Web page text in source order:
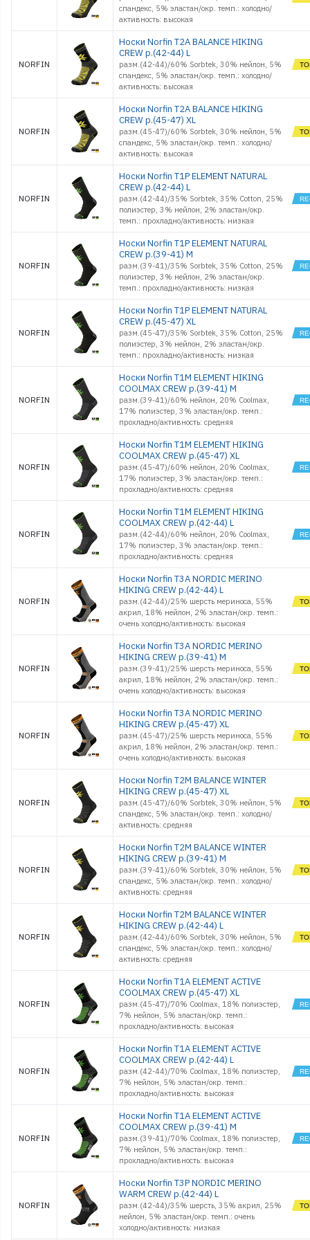
спандекс, 5% эластан/окр. темп.: холодно/
активность: высокая
NORFIN
Носки Norfin T2A BALANCE HIKING
CREW р.(42-44) L
разм.(42-44)/60% Sorbtek, 30% нейлон, 5%
спандекс, 5% эластан/окр. темп.: холодно/
активность: высокая
NORFIN
Носки Norfin T2A BALANCE HIKING
CREW р.(45-47) XL
разм.(45-47)/60% Sorbtek, 30% нейлон, 5%
спандекс, 5% эластан/окр. темп.: холодно/
активность: высокая
NORFIN
Носки Norfin T1P ELEMENT NATURAL
CREW р.(42-44) L
разм.(42-44)/35% Sorbtek, 35% Cotton, 25%
полиэстер, 3% нейлон, 2% эластан/окр.
темп.: прохладно/активность: низкая
NORFIN
Носки Norfin T1P ELEMENT NATURAL
CREW р.(39-41) M
разм.(39-41)/35% Sorbtek, 35% Cotton, 25%
полиэстер, 3% нейлон, 2% эластан/окр.
темп.: прохладно/активность: низкая
NORFIN
Носки Norfin T1P ELEMENT NATURAL
CREW р.(45-47) XL
разм.(45-47)/35% Sorbtek, 35% Cotton, 25%
полиэстер, 3% нейлон, 2% эластан/окр.
темп.: прохладно/активность: низкая
NORFIN
Носки Norfin T1M ELEMENT HIKING
COOLMAX CREW р.(39-41) M
разм.(39-41)/60% нейлон, 20% Coolmax,
17% полиэстер, 3% эластан/окр. темп.:
прохладно/активность: средняя
NORFIN
Носки Norfin T1M ELEMENT HIKING
COOLMAX CREW р.(45-47) XL
разм.(45-47)/60% нейлон, 20% Coolmax,
17% полиэстер, 3% эластан/окр. темп.:
прохладно/активность: средняя
NORFIN
Носки Norfin T1M ELEMENT HIKING
COOLMAX CREW р.(42-44) L
разм.(42-44)/60% нейлон, 20% Coolmax,
17% полиэстер, 3% эластан/окр. темп.:
прохладно/активность: средняя
NORFIN
Носки Norfin T3A NORDIC MERINO
HIKING CREW р.(42-44) L
разм.(42-44)/25% шерсть мериноса, 55%
акрил, 18% нейлон, 2% эластан/окр. темп.:
очень холодно/активность: высокая
NORFIN
Носки Norfin T3A NORDIC MERINO
HIKING CREW р.(39-41) M
разм.(39-41)/25% шерсть мериноса, 55%
акрил, 18% нейлон, 2% эластан/окр. темп.:
очень холодно/активность: высокая
NORFIN
Носки Norfin T3A NORDIC MERINO
HIKING CREW р.(45-47) XL
разм.(45-47)/25% шерсть мериноса, 55%
акрил, 18% нейлон, 2% эластан/окр. темп.:
очень холодно/активность: высокая
NORFIN
Носки Norfin T2M BALANCE WINTER
HIKING CREW р.(45-47) XL
разм.(45-47)/60% Sorbtek, 30% нейлон, 5%
спандекс, 5% эластан/окр. темп.: холодно/
активность: средняя
NORFIN
Носки Norfin T2M BALANCE WINTER
HIKING CREW р.(39-41) M
разм.(39-41)/60% Sorbtek, 30% нейлон, 5%
спандекс, 5% эластан/окр. темп.: холодно/
активность: средняя
NORFIN
Носки Norfin T2M BALANCE WINTER
HIKING CREW р.(42-44) L
разм.(42-44)/60% Sorbtek, 30% нейлон, 5%
спандекс, 5% эластан/окр. темп.: холодно/
активность: средняя
NORFIN
Носки Norfin T1A ELEMENT ACTIVE
COOLMAX CREW р.(45-47) XL
разм.(45-47)/70% Coolmax, 18% полиэстер,
7% нейлон, 5% эластан/окр. темп.:
прохладно/активность: высокая
NORFIN
Носки Norfin T1A ELEMENT ACTIVE
COOLMAX CREW р.(42-44) L
разм.(42-44)/70% Coolmax, 18% полиэстер,
7% нейлон, 5% эластан/окр. темп.:
прохладно/активность: высокая
NORFIN
Носки Norfin T1A ELEMENT ACTIVE
COOLMAX CREW р.(39-41) M
разм.(39-41)/70% Coolmax, 18% полиэстер,
7% нейлон, 5% эластан/окр. темп.:
прохладно/активность: высокая
NORFIN
Носки Norfin T3P NORDIC MERINO
WARM CREW р.(42-44) L
разм.(42-44)/35% шерсть, 35% акрил, 25%
нейлон, 5% эластан/окр. темп.: очень
холодно/активность: низкая